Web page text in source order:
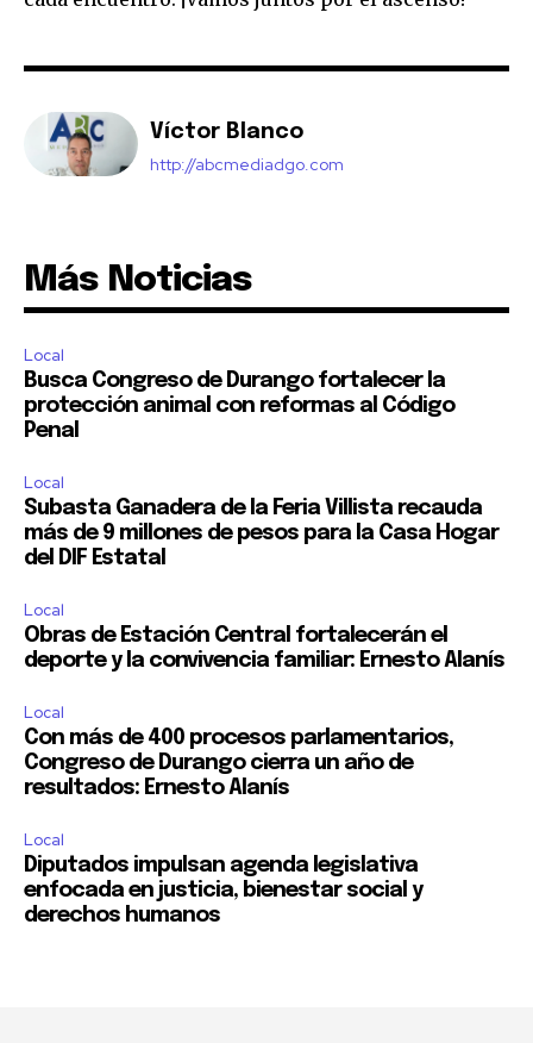
Víctor Blanco
http://abcmediadgo.com
Más Noticias
Local
Busca Congreso de Durango fortalecer la
protección animal con reformas al Código
Penal
Local
Subasta Ganadera de la Feria Villista recauda
más de 9 millones de pesos para la Casa Hogar
del DIF Estatal
Local
Obras de Estación Central fortalecerán el
deporte y la convivencia familiar: Ernesto Alanís
Local
Con más de 400 procesos parlamentarios,
Congreso de Durango cierra un año de
resultados: Ernesto Alanís
Local
Diputados impulsan agenda legislativa
enfocada en justicia, bienestar social y
derechos humanos